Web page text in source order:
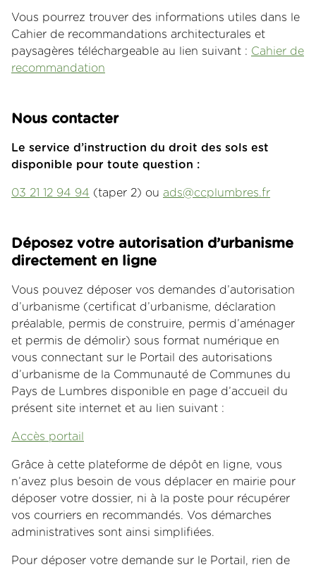
Vous pourrez trouver des informations utiles dans le
Cahier de recommandations architecturales et
paysagères téléchargeable au lien suivant : Cahier de
recommandation
Nous contacter
Le service d’instruction du droit des sols est
disponible pour toute question :
03 21 12 94 94 (taper 2) ou ads@ccplumbres.fr
Déposez votre autorisation d’urbanisme
directement en ligne
Vous pouvez déposer vos demandes d’autorisation
d’urbanisme (certificat d’urbanisme, déclaration
préalable, permis de construire, permis d’aménager
et permis de démolir) sous format numérique en
vous connectant sur le Portail des autorisations
d’urbanisme de la Communauté de Communes du
Pays de Lumbres disponible en page d’accueil du
présent site internet et au lien suivant :
Accès portail
Grâce à cette plateforme de dépôt en ligne, vous
n’avez plus besoin de vous déplacer en mairie pour
déposer votre dossier, ni à la poste pour récupérer
vos courriers en recommandés. Vos démarches
administratives sont ainsi simplifiées.
Pour déposer votre demande sur le Portail, rien de